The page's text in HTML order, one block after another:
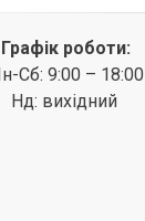
Графік роботи:
Сб: 9:00 – 18:00
Нд: вихідний